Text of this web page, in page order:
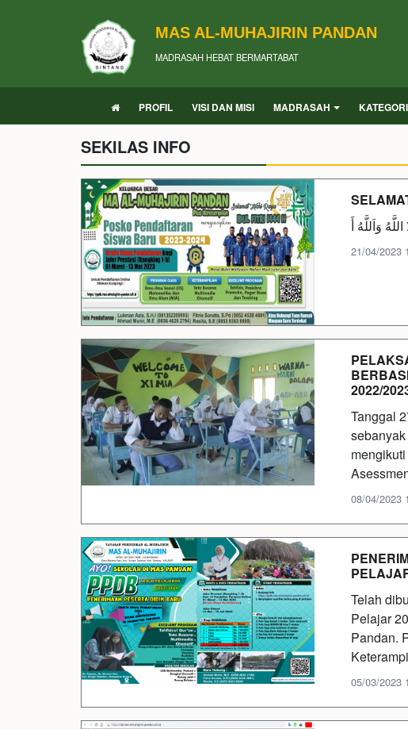
MAS AL-MUHAJIRIN PANDAN
MADRASAH HEBAT BERMARTABAT
PROFIL VISI DAN MISI MADRASAH KATEGORI
SEKILAS INFO
وَاَللَّهُ أَ
21/04/2023
2022/
Tanggal
08/04/2023
Telah
Pelajar
Pandan.
05/03/2023